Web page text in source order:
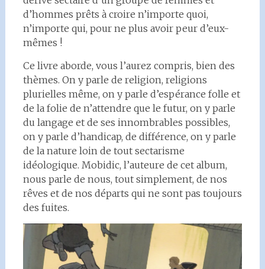
d’hommes prêts à croire n’importe quoi,
n’importe qui, pour ne plus avoir peur d’eux-
mêmes !
Ce livre aborde, vous l’aurez compris, bien des
thèmes. On y parle de religion, religions
plurielles même, on y parle d’espérance folle et
de la folie de n’attendre que le futur, on y parle
du langage et de ses innombrables possibles,
on y parle d’handicap, de différence, on y parle
de la nature loin de tout sectarisme
idéologique. Mobidic, l’auteure de cet album,
nous parle de nous, tout simplement, de nos
rêves et de nos départs qui ne sont pas toujours
des fuites.